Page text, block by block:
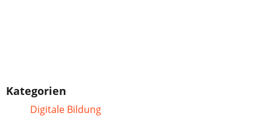
Kategorien
Digitale Bildung